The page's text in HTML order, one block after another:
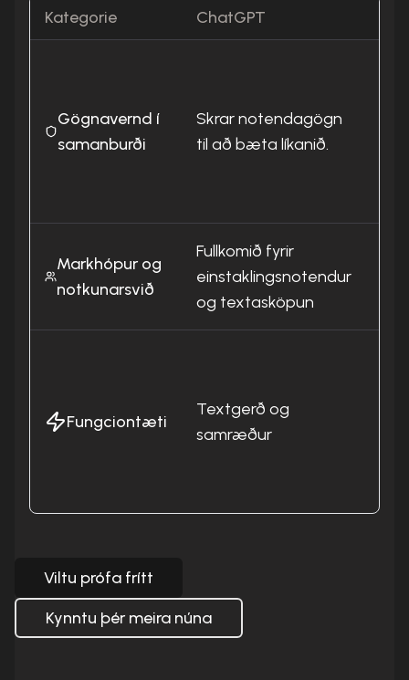
Kategorie ChatGPT
Gögnavernd í
samanburði
Skrar notendagögn
til að bæta líkanið.
Markhópur og
notkunarsvið
Fullkomið fyrir
einstaklingsnotendur
og textasköpun
Fungciontæti
Textgerð og
samræður
Viltu prófa frítt
Kynntu þér meira núna